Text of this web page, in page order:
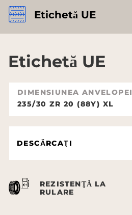
Etichetă UE
Etichetă UE
DIMENSIUNEA ANVELOPEI
235/30 ZR 20 (88Y) XL
DESCĂRCAŢI
REZISTENŢĂ LA
RULARE